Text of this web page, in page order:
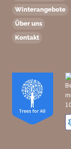
Winterangebote
Über uns
Kontakt